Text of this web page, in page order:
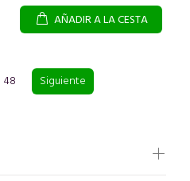
AÑADIR A LA CESTA
48 Siguiente